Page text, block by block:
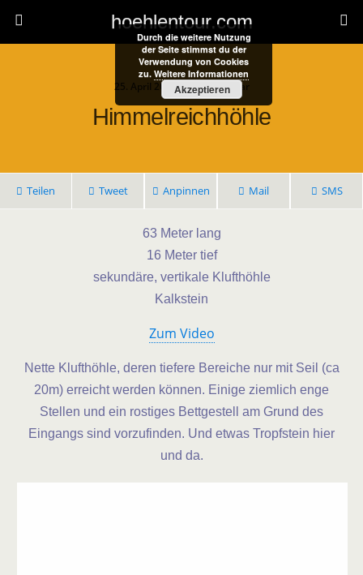
hoehlentour.com
25. April 2021 • 1 Kommentar
Himmelreichhöhle
Teilen Tweet Anpinnen Mail SMS
63 Meter lang
16 Meter tief
sekundäre, vertikale Klufthöhle
Kalkstein
Zum Video
Nette Klufthöhle, deren tiefere Bereiche nur mit Seil (ca
20m) erreicht werden können. Einige ziemlich enge
Stellen und ein rostiges Bettgestell am Grund des
Eingangs sind vorzufinden. Und etwas Tropfstein hier
und da.
Durch die weitere Nutzung
der Seite stimmst du der
Verwendung von Cookies
zu. Weitere Informationen
Akzeptieren